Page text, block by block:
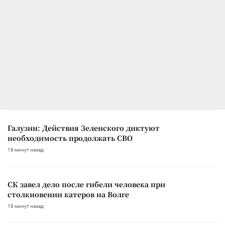
Галузин: Действия Зеленского диктуют
необходимость продолжать СВО
18 минут назад
СК завел дело после гибели человека при
столкновении катеров на Волге
18 минут назад